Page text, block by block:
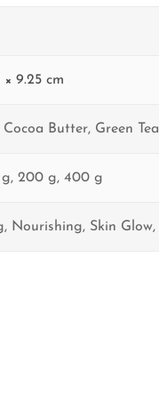
× 9.25 cm
Cocoa Butter, Green Tea
g, 200 g, 400 g
, Nourishing, Skin Glow,